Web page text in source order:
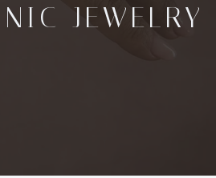
JEWELRY